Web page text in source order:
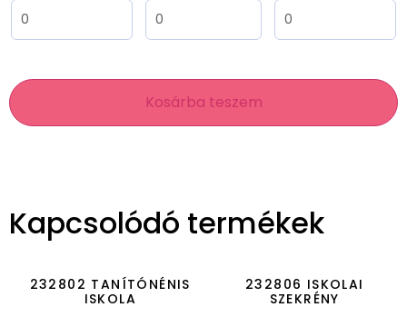
Kosárba teszem
Kapcsolódó termékek
232802 TANÍTÓNÉNIS
ISKOLA
232806 ISKOLAI
SZEKRÉNY